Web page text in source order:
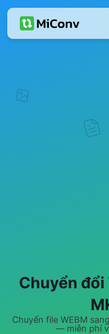
Chuyển đổi
Chuyển file WEBM
— miễn phí